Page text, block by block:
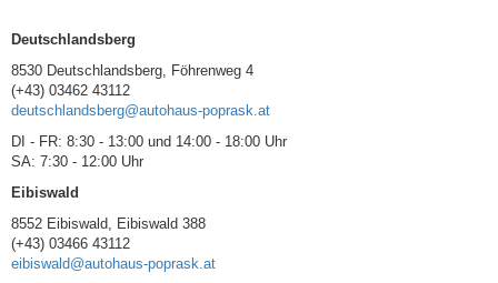
Deutschlandsberg
8530 Deutschlandsberg, Föhrenweg 4
(+43) 03462 43112
deutschlandsberg@autohaus-poprask.at
DI - FR: 8:30 - 13:00 und 14:00 - 18:00 Uhr
SA: 7:30 - 12:00 Uhr
Eibiswald
8552 Eibiswald, Eibiswald 388
(+43) 03466 43112
eibiswald@autohaus-poprask.at